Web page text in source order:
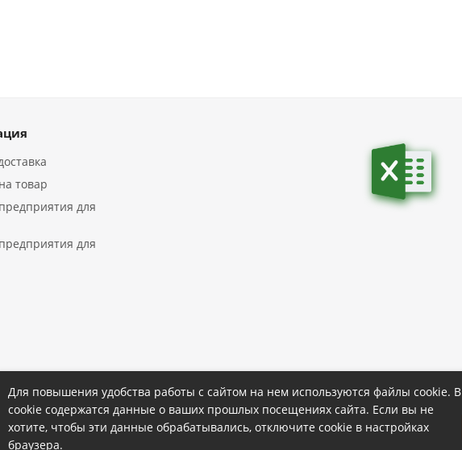
товар
для
для
в ИркутскеПолитика конфиденциальности
Для повышения удобства работы с сайтом на нем используются файлы cookie. В
cookie содержатся данные о ваших прошлых посещениях сайта. Если вы не
хотите, чтобы эти данные обрабатывались, отключите cookie в настройках
браузера.